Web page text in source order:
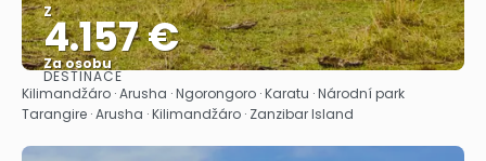
Z
4.157 €
Za osobu
Zobrazit
DESTINACE
Kilimandžáro · Arusha · Ngorongoro · Karatu · Národní park
Tarangire · Arusha · Kilimandžáro · Zanzibar Island